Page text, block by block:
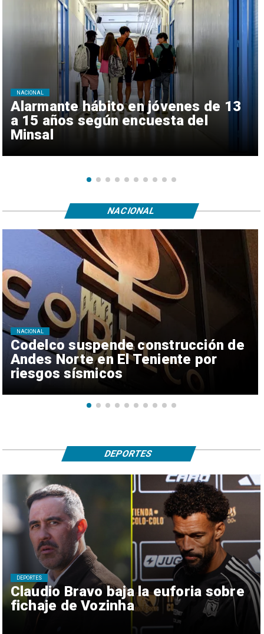
Alarmante hábito en jóvenes de 13
a 15 años según encuesta del
Minsal
NACIONAL
Codelco suspende construcción de
Andes Norte en El Teniente por
riesgos sísmicos
NACIONAL
NACIONAL
Claudio Bravo baja la euforia sobre
fichaje de Vozinha
DEPORTES
DEPORTES